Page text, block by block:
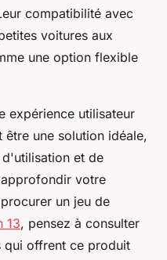
compatibilité avec
voitures aux
une option flexible
expérience utilisateur
une solution idéale,
et de
votre
un jeu de
13, pensez à consulter
qui offrent ce produit